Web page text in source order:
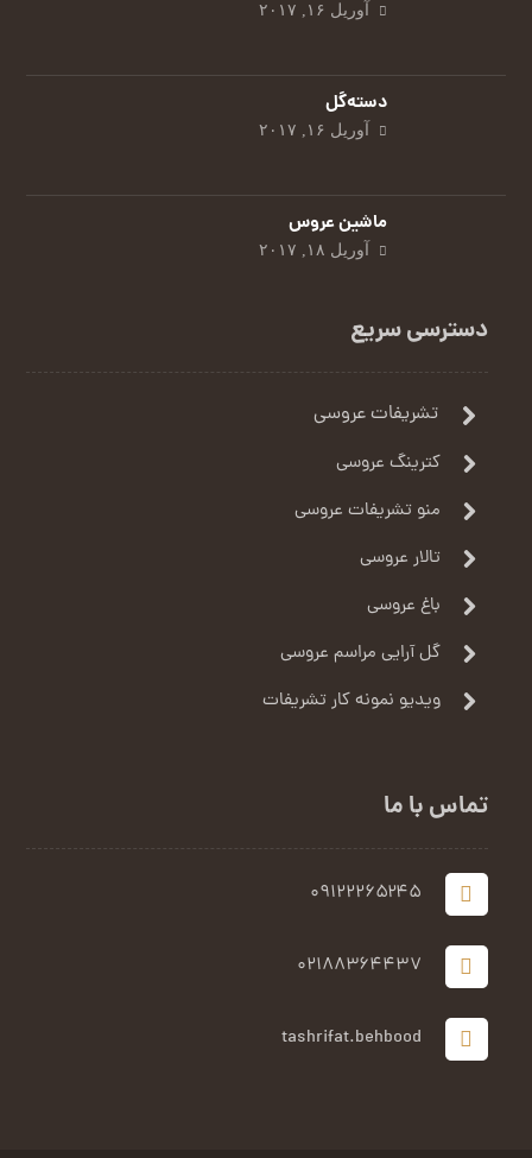
آوریل ۱۶, ۲۰۱۷
دسته‌گل
آوریل ۱۶, ۲۰۱۷
ماشین عروس
آوریل ۱۸, ۲۰۱۷
دسترسی سریع
تشریفات عروسی
کترینگ عروسی
منو تشریفات عروسی
تالار عروسی
باغ عروسی
گل آرایی مراسم عروسی
ویدیو نمونه کار تشریفات
تماس با ما
۰۹۱۲۲۲۶۵۲۴۵
۰۲۱۸۸۳۶۴۴۳۷
tashrifat.behbood